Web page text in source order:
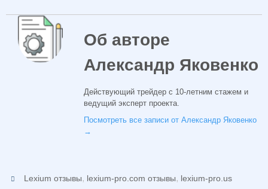
Об авторе
Александр Яковенко
Действующий трейдер с 10-летним стажем и
ведущий эксперт проекта.
Посмотреть все записи от Александр Яковенко
→
Lexium отзывы, lexium-pro.com отзывы, lexium-pro.us